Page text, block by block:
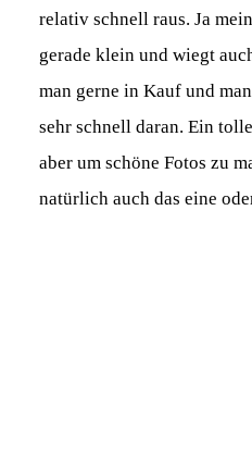
relativ schnell raus. Ja
gerade klein und wiegt
man gerne in Kauf und
sehr schnell daran. Ein
aber um schöne Fotos zu
natürlich auch das eine